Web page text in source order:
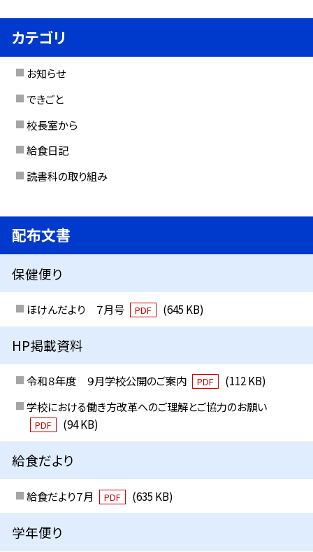
カテゴリ
お知らせ
できごと
校長室から
給食日記
読書科の取り組み
配布文書
保健便り
ほけんだより ７月号 PDF (645 KB)
HP掲載資料
令和８年度 ９月学校公開のご案内 PDF
(112 KB)
学校における働き方改革へのご理解とご協力のお願い
PDF (94 KB)
給食だより
給食だより７月 PDF (635 KB)
学年便り